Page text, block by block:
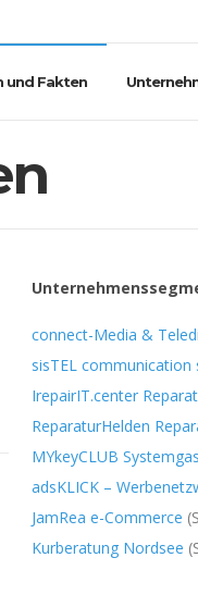
und Fakten
connect-Media &
sisTEL communication
IrepairIT.center
ReparaturHelden
MYkeyCLUB
adsKLICK –
JamRea e-Commerce
Kurberatung Nordsee